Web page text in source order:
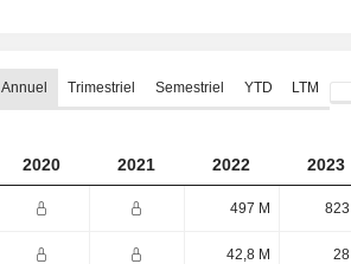
Annuel Trimestriel Semestriel YTD LTM
2020 2021 2022 2023
497 M 823
42,8 M 28